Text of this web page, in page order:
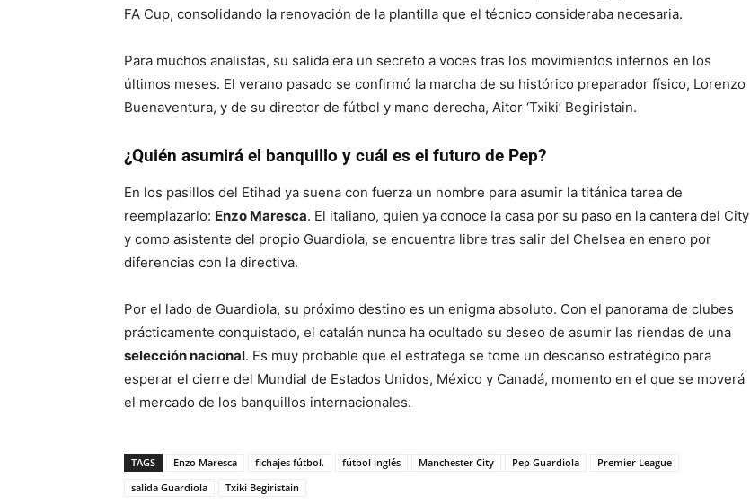
FA Cup, consolidando la renovación de la plantilla que el técnico consideraba necesaria.
Para muchos analistas, su salida era un secreto a voces tras los movimientos internos en los
últimos meses. El verano pasado se confirmó la marcha de su histórico preparador físico, Lorenzo
Buenaventura, y de su director de fútbol y mano derecha, Aitor ‘Txiki’ Begiristain.
¿Quién asumirá el banquillo y cuál es el futuro de Pep?
En los pasillos del Etihad ya suena con fuerza un nombre para asumir la titánica tarea de
reemplazarlo: Enzo Maresca. El italiano, quien ya conoce la casa por su paso en la cantera del City
y como asistente del propio Guardiola, se encuentra libre tras salir del Chelsea en enero por
diferencias con la directiva.
Por el lado de Guardiola, su próximo destino es un enigma absoluto. Con el panorama de clubes
prácticamente conquistado, el catalán nunca ha ocultado su deseo de asumir las riendas de una
selección nacional. Es muy probable que el estratega se tome un descanso estratégico para
esperar el cierre del Mundial de Estados Unidos, México y Canadá, momento en el que se moverá
el mercado de los banquillos internacionales.
TAGS Enzo Maresca fichajes fútbol. fútbol inglés Manchester City Pep Guardiola
Premier League
salida Guardiola
Txiki Begiristain